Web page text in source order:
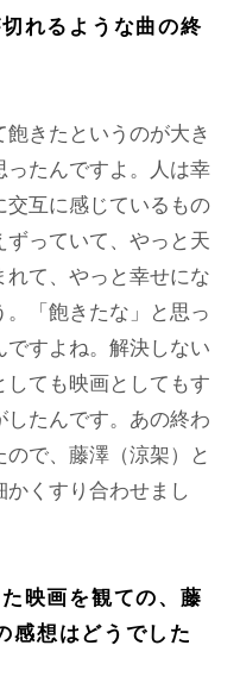
れるような曲の終
きたというのが大き
ったんですよ。人は幸
互に感じているもの
っていて、やっと天
て、やっと幸せにな
「飽きたな」と思っ
すよね。解決しない
ても映画としてもす
たんです。あの終わ
で、藤澤（涼架）と
くすり合わせまし
映画を観ての、藤
感想はどうでした